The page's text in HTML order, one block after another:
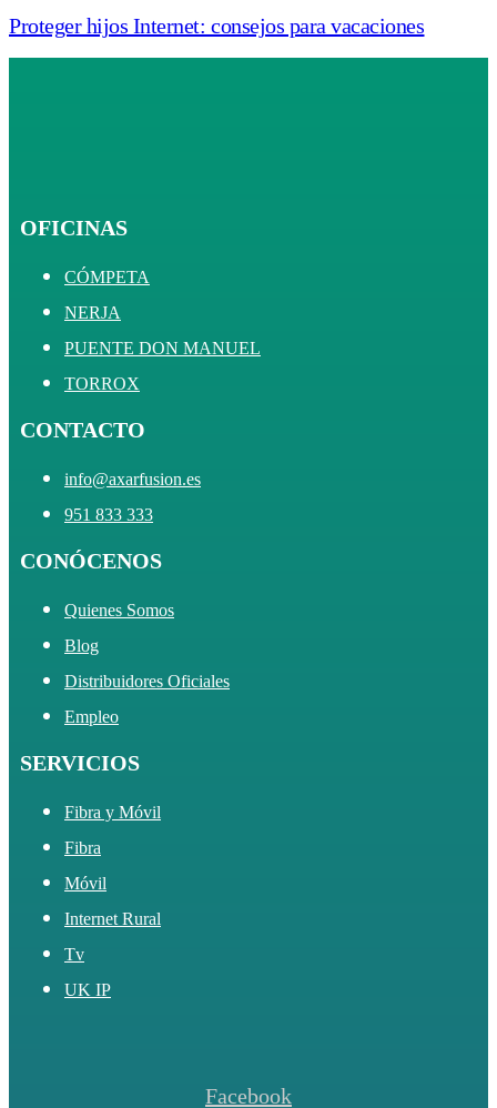
Proteger hijos Internet: consejos para vacaciones
OFICINAS
CÓMPETA
NERJA
PUENTE DON MANUEL
TORROX
CONTACTO
info@axarfusion.es
951 833 333
CONÓCENOS
Quienes Somos
Blog
Distribuidores Oficiales
Empleo
SERVICIOS
Fibra y Móvil
Fibra
Móvil
Internet Rural
Tv
UK IP
Facebook